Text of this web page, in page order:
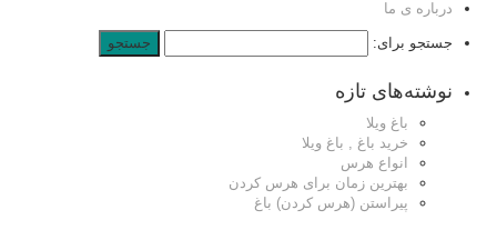
درباره ی ما
جستجو برای:
نوشته‌های تازه
باغ ویلا
خرید باغ , باغ ویلا
انواع هرس
بهترین زمان برای هرس کردن
پیراستن (هرس کردن) باغ